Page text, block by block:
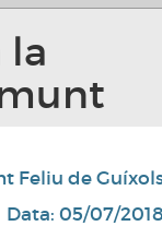
la
Feliu de
Data: 05/07/